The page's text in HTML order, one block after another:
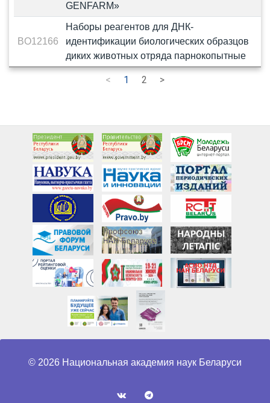
GENFARM»
BO12166
Наборы реагентов для ДНК-
идентификации биологических образцов
диких животных отряда парнокопытные
< 1 2 >
© 2026 Национальная академия наук Беларуси